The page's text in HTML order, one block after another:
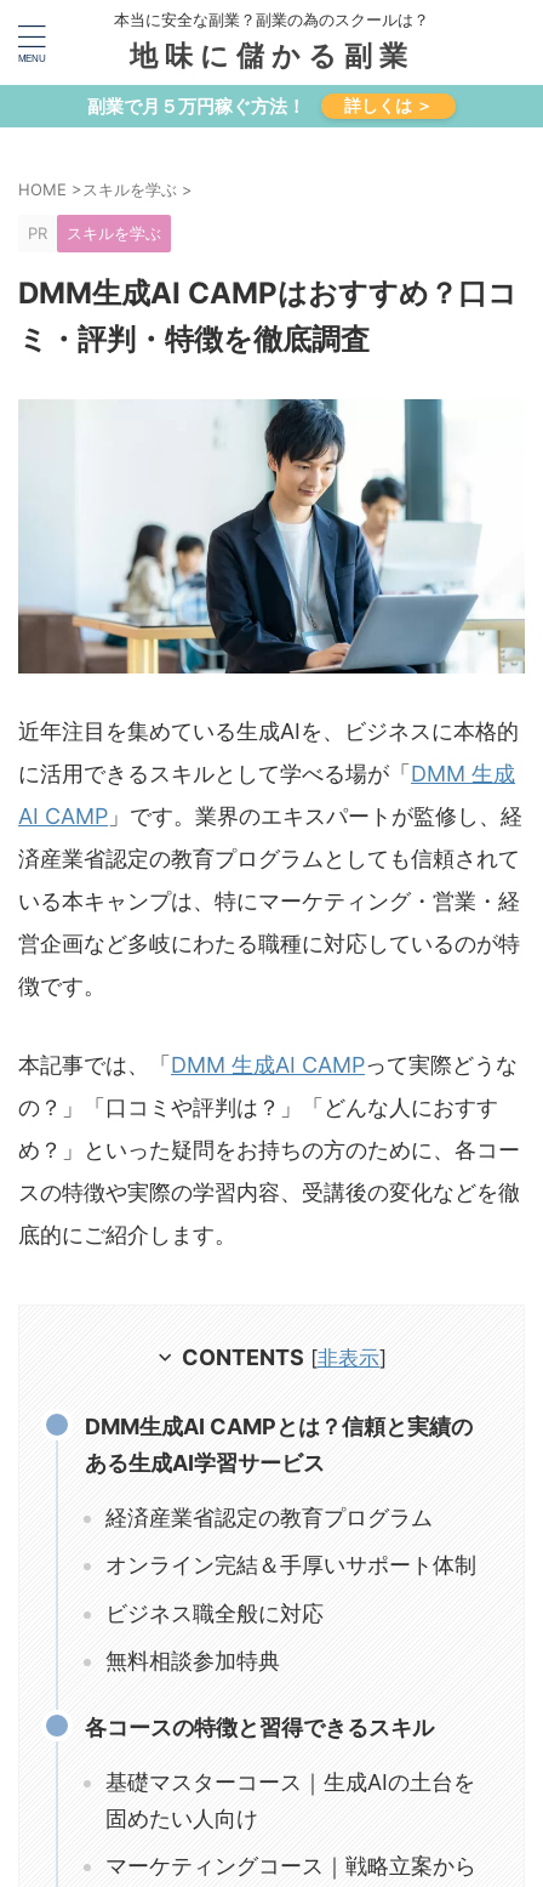
本当に安全な副業？副業の為のスクールは？
地味に儲かる副業
副業で月５万円稼ぐ方法！ 詳しくは ＞
HOME >スキルを学ぶ >
PR スキルを学ぶ
DMM生成AI CAMPはおすすめ？口コ
ミ・評判・特徴を徹底調査
近年注目を集めている生成AIを、ビジネスに本格的
に活用できるスキルとして学べる場が「 DMM 生成
AI CAMP 」です。業界のエキスパートが監修し、経
済産業省認定の教育プログラムとしても信頼されて
いる本キャンプは、特にマーケティング・営業・経
営企画など多岐にわたる職種に対応しているのが特
徴です。
本記事では、「 DMM 生成AI CAMPって実際どうな
の？」「口コミや評判は？」「どんな人におすす
め？」といった疑問をお持ちの方のために、各コー
スの特徴や実際の学習内容、受講後の変化などを徹
底的にご紹介します。
CONTENTS [非表示]
DMM生成AI CAMPとは？信頼と実績の
ある生成AI学習サービス
経済産業省認定の教育プログラム
オンライン完結＆手厚いサポート体制
ビジネス職全般に対応
無料相談参加特典
各コースの特徴と習得できるスキル
基礎マスターコース｜生成AIの土台を
固めたい人向け
マーケティングコース｜戦略立案から